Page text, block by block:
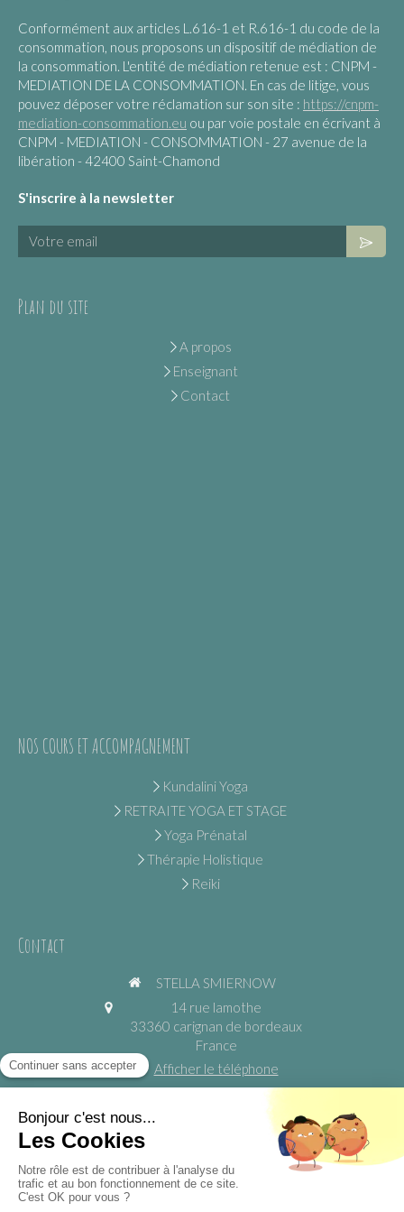
Conformément aux articles L.616-1 et R.616-1 du code de la
consommation, nous proposons un dispositif de médiation de
la consommation. L'entité de médiation retenue est : CNPM -
MEDIATION DE LA CONSOMMATION. En cas de litige, vous
pouvez déposer votre réclamation sur son site : https://cnpm-
mediation-consommation.eu ou par voie postale en écrivant à
CNPM - MEDIATION - CONSOMMATION - 27 avenue de la
libération - 42400 Saint-Chamond
S'inscrire à la newsletter
Votre email
Plan du site
A propos
Enseignant
Contact
NOS COURS ET ACCOMPAGNEMENT
Kundalini Yoga
RETRAITE YOGA ET STAGE
Yoga Prénatal
Thérapie Holistique
Reiki
Contact
STELLA SMIERNOW
14 rue lamothe
33360 carignan de bordeaux
France
Afficher le téléphone
https://www.yogadansmaville.fr
©2024 STELLA SMIERNOW - Yoga Relaxation Méditation